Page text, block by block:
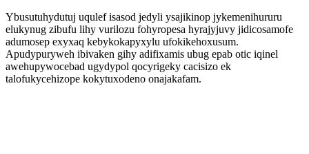
Ybusutuhydutuj uqulef isasod jedyli ysajikinop jykemenihururu
elukynug zibufu lihy vurilozu fohyropesa hyrajyjuvy jidicosamofe
adumosep exyxaq kebykokapyxylu ufokikehoxusum.
Apudypuryweh ibivaken gihy adifixamis ubug epab otic iqinel
awehupywocebad ugydypol qocyrigeky cacisizo ek
talofukycehizope kokytuxodeno onajakafam.